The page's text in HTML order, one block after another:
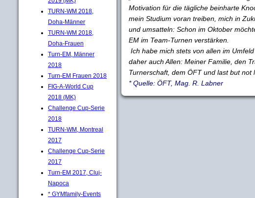
TURN-WM 2018,
Doha-Männer
TURN-WM 2018,
Doha-Frauen
Turn-EM, Männer
2018
Turn-EM Frauen 2018
FIG-A-World Cup
2018 (MK)
Challenge Cup-Serie
2018
TURN-WM, Montreal
2017
Challenge Cup-Serie
2017
Turn-EM 2017, Cluj-
Napoca
* GYMfamily-Events
Motivation für die tägliche beinharte
mein Studium voran treiben, mich in
und umsatteln: Schon im Oktober
EM im Team-Turnen verstärken.
Ich habe mich stets von allen im
daher auch Allen: Meiner Familie, den
Turnerschaft, dem ÖFT und last but not
* Quelle: ÖFT, Mag. R. Labner